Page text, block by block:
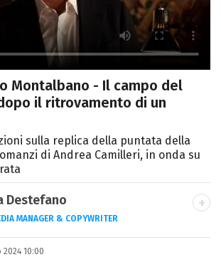
Montalbano - Il campo del
il ritrovamento di un
sulla replica della puntata della
di Andrea Camilleri, in onda su
Destefano
MANAGER & COPYWRITER
smisurata per le serie TV.
2024 10:00